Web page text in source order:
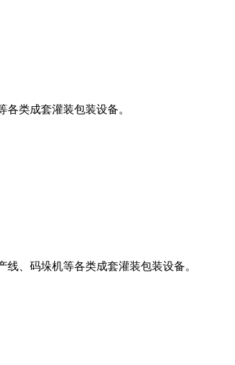
类成套灌装包装设备。
线、码垛机等各类成套灌装包装设备。